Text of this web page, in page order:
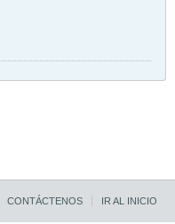
CONTÁCTENOS IR AL INICIO